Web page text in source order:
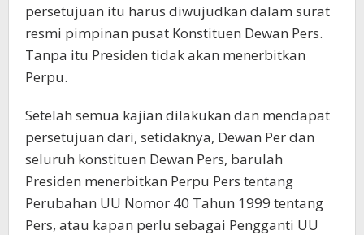
persetujuan itu harus diwujudkan dalam surat
resmi pimpinan pusat Konstituen Dewan Pers.
Tanpa itu Presiden tidak akan menerbitkan
Perpu.
Setelah semua kajian dilakukan dan mendapat
persetujuan dari, setidaknya, Dewan Per dan
seluruh konstituen Dewan Pers, barulah
Presiden menerbitkan Perpu Pers tentang
Perubahan UU Nomor 40 Tahun 1999 tentang
Pers, atau kapan perlu sebagai Pengganti UU